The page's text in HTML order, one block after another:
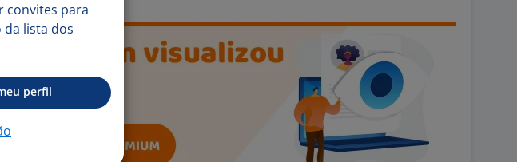
convites para
lista dos
perfil